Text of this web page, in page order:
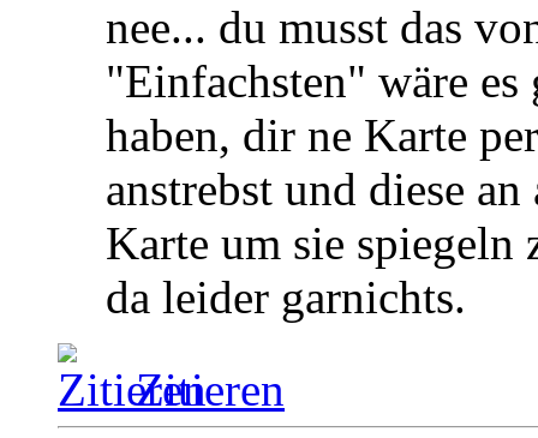
nee... du musst das
"Einfachsten" wäre
haben, dir ne Karte
anstrebst und diese
Karte um sie spiegeln
da leider garnichts.
Zitieren